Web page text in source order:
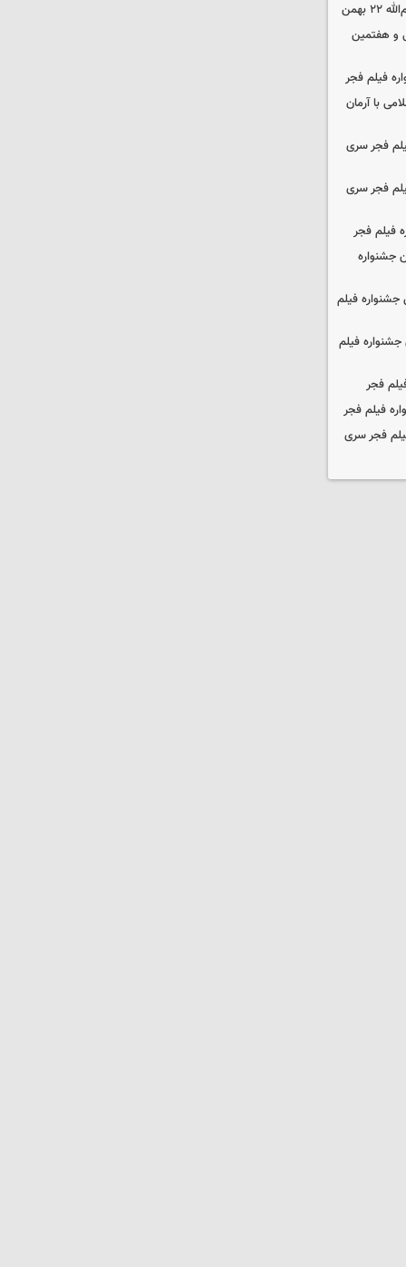
و هفتمین
فیلم فجر
با آرمان
فجر سری
فجر سری
فیلم فجر
جشنواره
فیلم
فیلم
فجر
فیلم فجر
فجر سری